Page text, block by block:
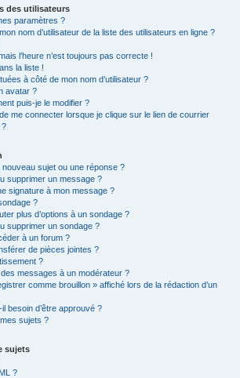
des utilisateurs
paramètres ?
nom d’utilisateur de la liste des utilisateurs en ligne ?
l’heure n’est toujours pas correcte !
la liste !
à côté de mon nom d’utilisateur ?
avatar ?
puis-je le modifier ?
me connecter lorsque je clique sur le lien de courrier
?
sujet ou une réponse ?
supprimer un message ?
signature à mon message ?
?
plus d’options à un sondage ?
supprimer un sondage ?
à un forum ?
de pièces jointes ?
?
messages à un modérateur ?
comme brouillon » affiché lors de la rédaction d’un
besoin d’être approuvé ?
sujets ?
sujets
?